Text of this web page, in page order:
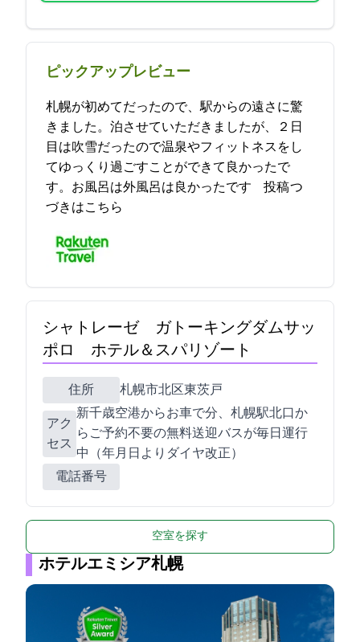
ピックアップレビュー
札幌が初めてだったので、駅からの遠さに驚
きました。2泊させていただきましたが、２日
目は吹雪だったので温泉やフィットネスをし
てゆっくり過ごすことができて良かったで
す。お風呂は外風呂は良かったです… 2021-12-15 15:16:27投稿つ
づきはこちら
シャトレーゼ ガトーキングダムサッ
ポロ ホテル＆スパリゾート
住所 札幌市北区東茨戸132
アク
セス
新千歳空港からお車で90分、JR札幌駅北口か
らご予約不要の無料送迎バスが毎日運行
中（2015年6月1日よりダイヤ改正）
電話番号
空室を探す
ホテルエミシア札幌